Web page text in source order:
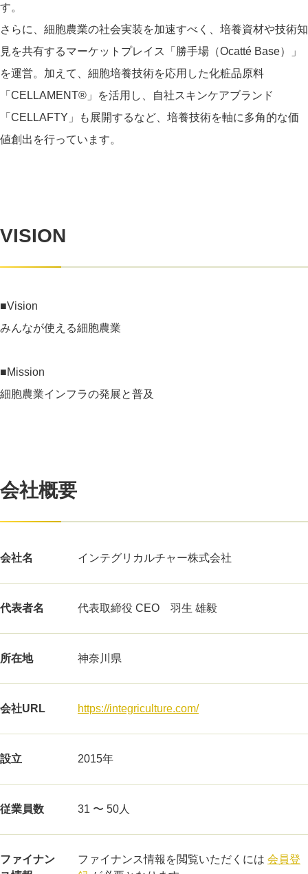
す。​
さらに、細胞農業の社会実装を加速すべく、培養資材や技術知
見を共有するマーケットプレイス「勝手場（Ocatté Base）」
を運営。加えて、細胞培養技術を応用した化粧品原料
「CELLAMENT®」を活用し、自社スキンケアブランド
「CELLAFTY」も展開するなど、培養技術を軸に多角的な価
値創出を行っています。
VISION
■Vision
みんなが使える細胞農業
■Mission
細胞農業インフラの発展と普及
会社概要
会社名 インテグリカルチャー株式会社
代表者名 代表取締役 CEO 羽生 雄毅
所在地 神奈川県
会社URL https://integriculture.com/
設立 2015年
従業員数 31 〜 50人
ファイナン
ファイナンス情報を閲覧いただくには 会員登